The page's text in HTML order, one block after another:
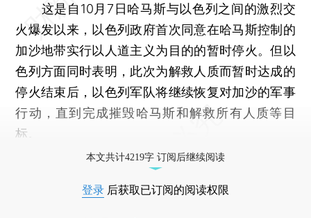
这是自10月7日哈马斯与以色列之间的激烈交
火爆发以来，以色列政府首次同意在哈马斯控制的
加沙地带实行以人道主义为目的的暂时停火。但以
色列方面同时表明，此次为解救人质而暂时达成的
停火结束后，以色列军队将继续恢复对加沙的军事
行动，直到完成摧毁哈马斯和解救所有人质等目
标。
本文共计4219字 订阅后继续阅读
登录 后获取已订阅的阅读权限